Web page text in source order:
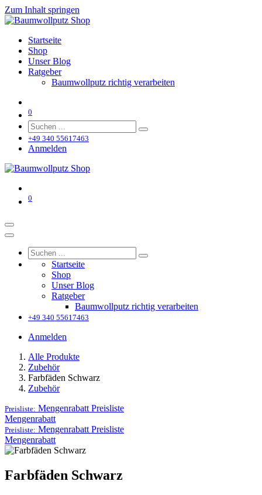
Zum Inhalt springen
Startseite
Shop
Unser Blog
Ratgeber
Baumwollputz richtig verarbeiten
0
+49 340 55617463
Anmelden
0
Startseite
Shop
Unser Blog
Ratgeber
Baumwollputz richtig verarbeiten
+49 340 55617463
Anmelden
Alle Produkte
Zubehör
Farbfäden Schwarz
Zubehör
Preisliste: Mengenrabatt Preisliste
Mengenrabatt
Preisliste: Mengenrabatt Preisliste
Mengenrabatt
Farbfäden Schwarz